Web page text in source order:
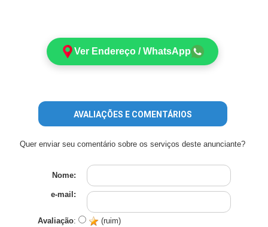
Ver Endereço / WhatsApp
AVALIAÇÕES E COMENTÁRIOS
Quer enviar seu comentário sobre os serviços deste anunciante?
Nome:
e-mail:
Avaliação:
(ruim)